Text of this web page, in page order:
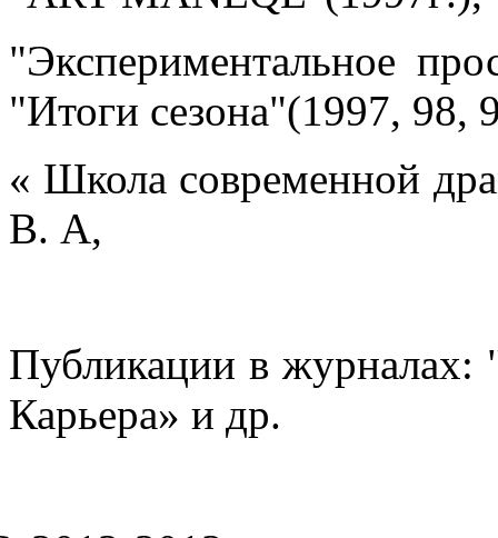
"Экспериментальное
"Итоги сезона"(1997, 98,
« Школа современной
В. А,
Публикации в журналах:
Карьера» и др.